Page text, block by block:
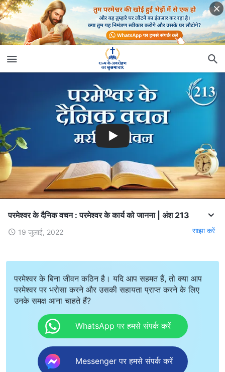
परमेश्वर के दैनिक वचन : परमेश्वर के कार्य को जानना | अंश 213
19 जुलाई, 2022 साझा करें
परमेश्वर के बिना जीवन कठिन है। यदि आप सहमत हैं, तो क्या आप
परमेश्वर पर भरोसा करने और उसकी सहायता प्राप्त करने के लिए
उनके समक्ष आना चाहते हैं?
WhatsApp पर हमसे संपर्क करें
Messenger पर हमसे संपर्क करें